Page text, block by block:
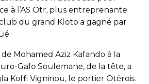
à l’AS Otr, plus entreprenante
du grand Kloto a gagné par
Mohamed Aziz Kafando à la
Gafo Soulemane, de la tête, a
Koffi Vigninou, le portier Otérois.